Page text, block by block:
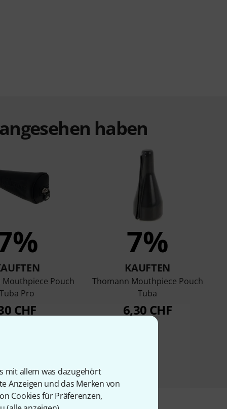
mit allem was dazugehört
Anzeigen und das Merken von
Cookies für Präferenzen,
haben
Mouthpiece Pouch
Tuba Pro
CHF
7%
KAUFTEN
Thomann Mouthpiece Pouch
Tuba
6,30 CHF